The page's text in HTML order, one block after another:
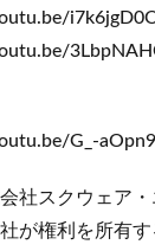
G_-
社スクウェア
が権利を所有